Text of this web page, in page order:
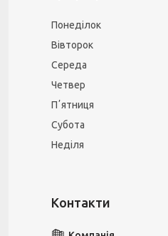
Понеділок
Вівторок
Середа
Четвер
Пʼятниця
Субота
Неділя